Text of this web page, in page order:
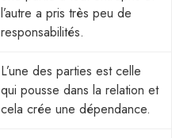
l’autre a pris très peu de
responsabilités.
L’une des parties est celle
qui pousse dans la relation et
cela crée une dépendance.